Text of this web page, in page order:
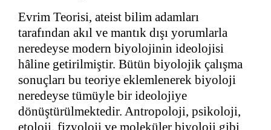
Evrim Teorisi, ateist bilim adamları
tarafından akıl ve mantık dışı yorumlarla
neredeyse modern biyolojinin ideolojisi
hâline getirilmiştir. Bütün biyolojik çalışma
sonuçları bu teoriye eklemlenerek biyoloji
neredeyse tümüyle bir ideolojiye
dönüştürülmektedir. Antropoloji, psikoloji,